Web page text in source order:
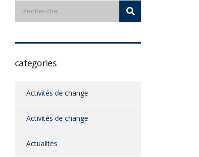
categories
Activités de change
Activités de change
Actualités